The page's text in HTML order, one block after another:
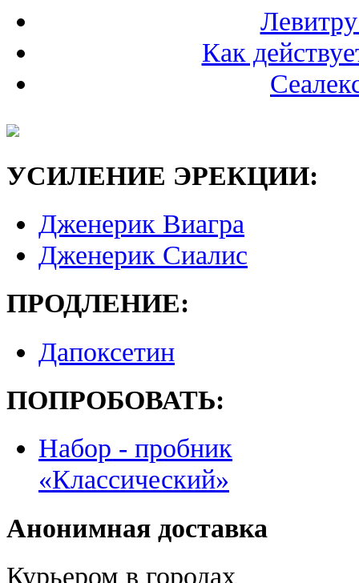
Как
УСИЛЕНИЕ ЭРЕКЦИИ:
Дженерик Виагра
Дженерик Сиалис
ПРОДЛЕНИЕ:
Дапоксетин
ПОПРОБОВАТЬ:
Набор - пробник
«Классический»
Анонимная доставка
Курьером в городах